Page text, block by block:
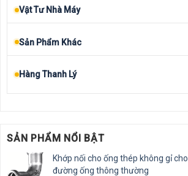
Vật Tư Nhà Máy
Sản Phẩm Khác
Hàng Thanh Lý
SẢN PHẨM NỔI BẬT
Khớp nối cho ống thép không gỉ cho
đường ống thông thường